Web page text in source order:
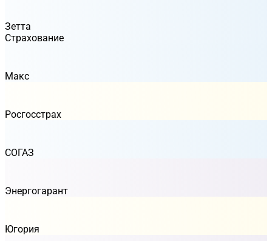
Зетта
Страхование
Макс
Росгосстрах
СОГАЗ
Энергогарант
Югория